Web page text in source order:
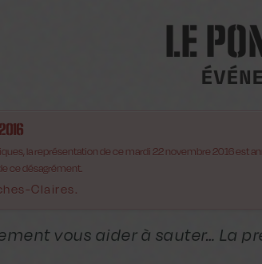
LE
la représentation de ce mardi 22 novembre 2016 est
ce désagrément.
Claires.
vous aider à sauter… La